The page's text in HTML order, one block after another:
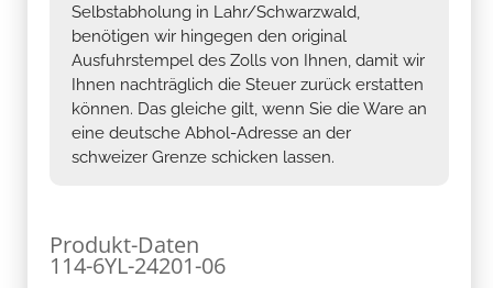
Selbstabholung in Lahr/Schwarzwald,
benötigen wir hingegen den original
Ausfuhrstempel des Zolls von Ihnen, damit wir
Ihnen nachträglich die Steuer zurück erstatten
können. Das gleiche gilt, wenn Sie die Ware an
eine deutsche Abhol-Adresse an der
schweizer Grenze schicken lassen.
Produkt-Daten
114-6YL-24201-06